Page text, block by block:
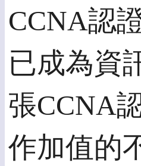
CCNA認
已成為資
張CCNA
作加值的